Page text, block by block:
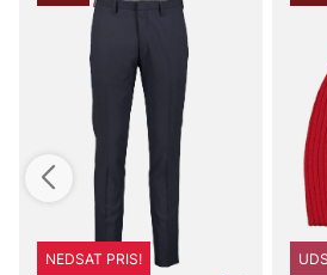
NEDSAT PRIS!